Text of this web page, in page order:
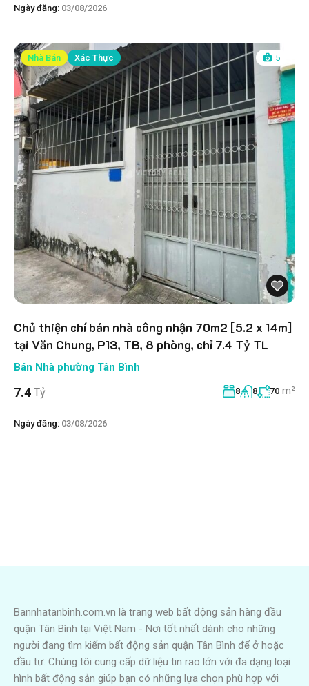
Ngày đăng: 03/08/2026
Nhà Bán Xác Thực 5
Chủ thiện chí bán nhà công nhận 70m2 [5.2 x 14m]
tại Văn Chung, P13, TB, 8 phòng, chỉ 7.4 Tỷ TL
Bán Nhà phường Tân Bình
7.4 Tỷ 8 8 70 m²
Ngày đăng: 03/08/2026
Bannhatanbinh.com.vn là trang web bất động sản hàng đầu
quận Tân Bình tại Việt Nam - Nơi tốt nhất dành cho những
người đang tìm kiếm bất động sản quận Tân Bình để ở hoặc
đầu tư. Chúng tôi cung cấp dữ liệu tin rao lớn với đa dạng loại
hình bất động sản giúp bạn có những lựa chọn phù hợp với